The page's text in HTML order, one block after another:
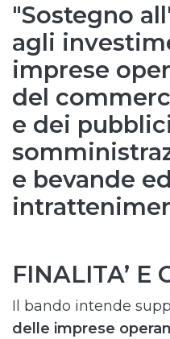
"Sostegno
agli
imprese
del
e dei
e bevande ed
FINALITA’ E
Il bando intende
delle imprese